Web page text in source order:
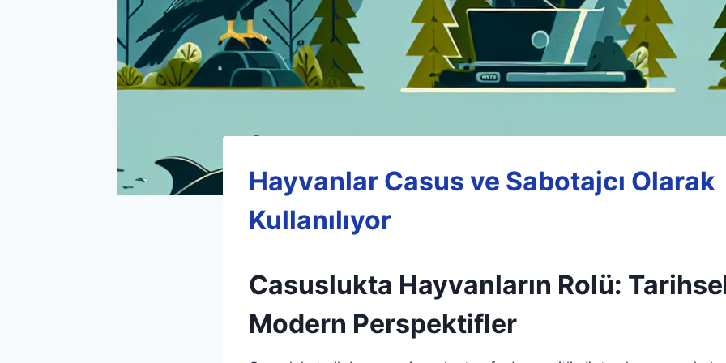
Hayvanlar Casus ve Sabotajcı Olarak
Kullanılıyor
Casuslukta Hayvanların Rolü:
Modern Perspektifler